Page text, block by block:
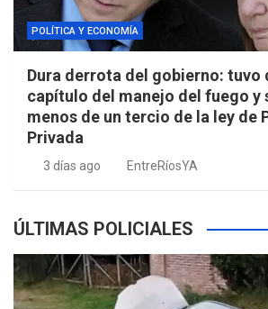
POLÍTICA Y ECONOMÍA
Dura derrota del gobierno: tuvo
capítulo del manejo del fuego y
menos de un tercio de la ley de
Privada
3 días ago EntreRíosYA
ÚLTIMAS POLICIALES